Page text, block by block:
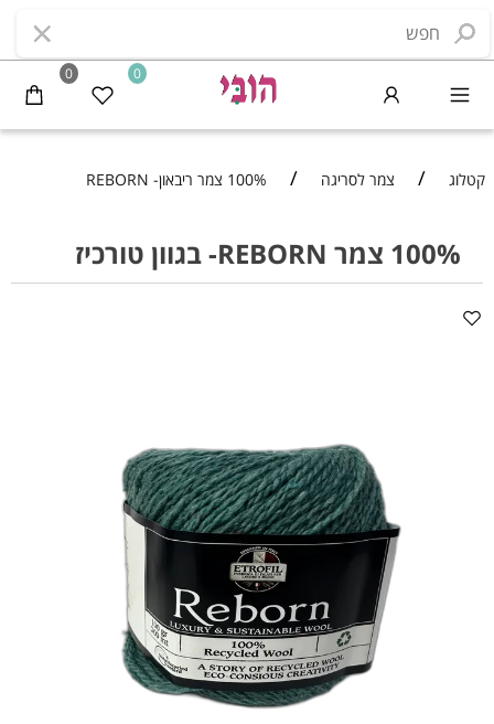
0 0
קטלוג / צמר לסריגה / 100% צמר ריבאון- REBORN
100% צמר REBORN- בגוון טורכיז